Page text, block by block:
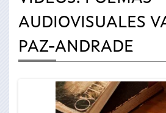
usted
AUDIOVISUALES
PAZ-ANDRADE